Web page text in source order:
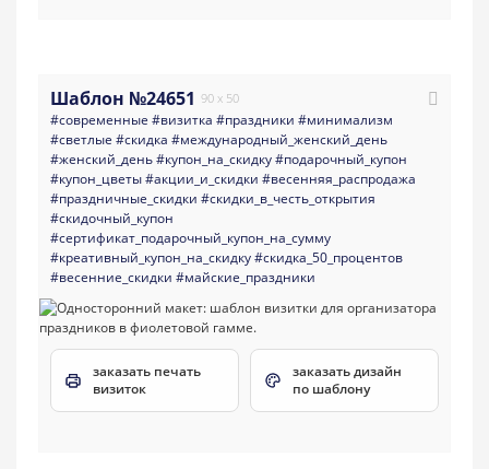
Шаблон №24651 90 x 50
#современные #визитка #праздники #минимализм
#светлые #скидка #международный_женский_день
#женский_день#купон_на_скидку#подарочный_купон
#купон_цветы#акции_и_скидки #весенняя_распродажа
#праздничные_скидки #скидки_в_честь_открытия
#скидочный_купон
#сертификат_подарочный_купон_на_сумму
#креативный_купон_на_скидку#скидка_50_процентов
#весенние_скидки #майские_праздники
заказать печать
визиток
заказать дизайн
по шаблону